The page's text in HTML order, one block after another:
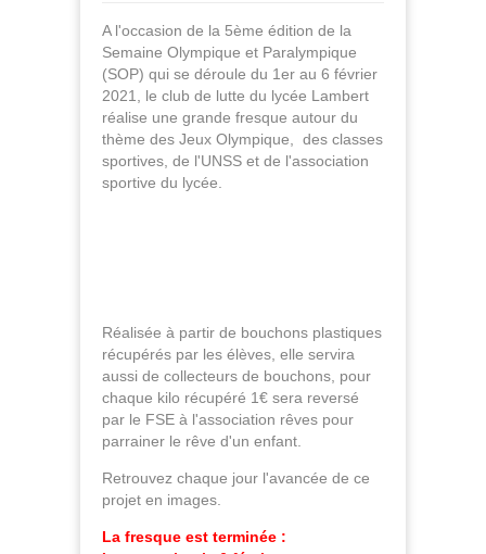
A l'occasion de la 5ème édition de la
Semaine Olympique et Paralympique
(SOP) qui se déroule du 1er au 6 février
2021, le club de lutte du lycée Lambert
réalise une grande fresque autour du
thème des Jeux Olympique, des classes
sportives, de l'UNSS et de l'association
sportive du lycée.
Réalisée à partir de bouchons plastiques
récupérés par les élèves, elle servira
aussi de collecteurs de bouchons, pour
chaque kilo récupéré 1€ sera reversé
par le FSE à l'association rêves pour
parrainer le rêve d'un enfant.
Retrouvez chaque jour l'avancée de ce
projet en images.
La fresque est terminée :